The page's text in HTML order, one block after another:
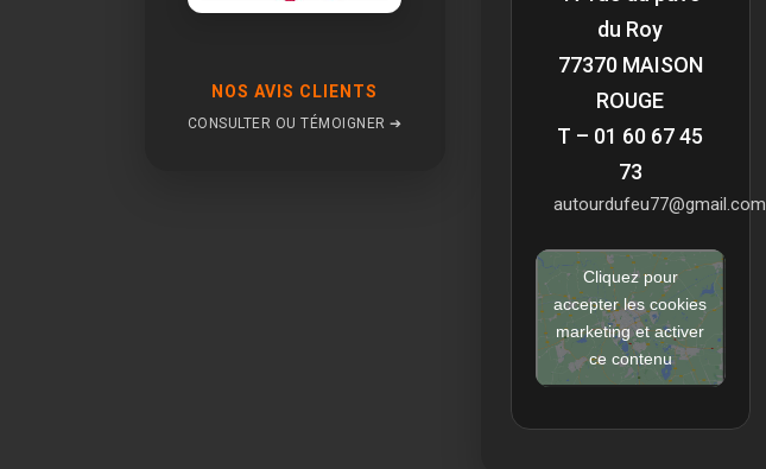
NOS AVIS CLIENTS
CONSULTER OU TÉMOIGNER ➔
du Roy
77370 MAISON
ROUGE
T – 01 60 67 45
73
autourdufeu77@gmail.com
Cliquez pour
accepter les cookies
marketing et activer
ce contenu